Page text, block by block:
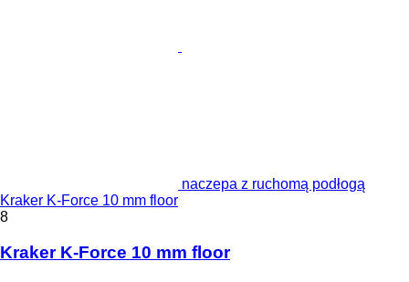
naczepa z ruchomą podłogą
Kraker K-Force 10 mm floor
8
Kraker K-Force 10 mm floor